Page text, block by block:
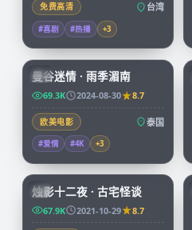
免费高清 台湾
#喜剧 #热播 +3
CN
99:03
曼谷迷情 · 雨季湄南
69.3K 2024-08-30 8.7
欧美电影 泰国
#爱情 #4K +3
KR
烛影十二夜 · 古宅怪谈
67.9K 2021-10-29 8.7